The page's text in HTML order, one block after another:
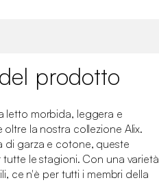
prodotto
letto morbida, leggera e
la nostra collezione Alix.
di garza e cotone, queste
le stagioni. Con una varietà
ce n'è per tutti i membri della